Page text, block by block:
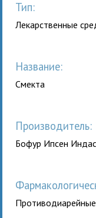
Тип:
Лекарственные
Название:
Смекта
Производитель:
Бофур Ипсен